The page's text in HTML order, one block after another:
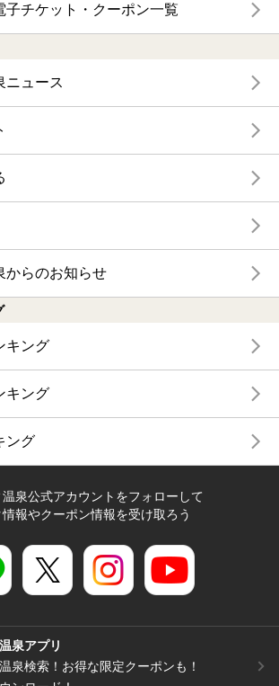
子チケット・クーポン一覧
ニュース
からのお知らせ
キング
キング
ング
温泉公式アカウントをフォローして
情報やクーポン情報を受け取ろう
泉アプリ
泉検索！お得な限定クーポンも！